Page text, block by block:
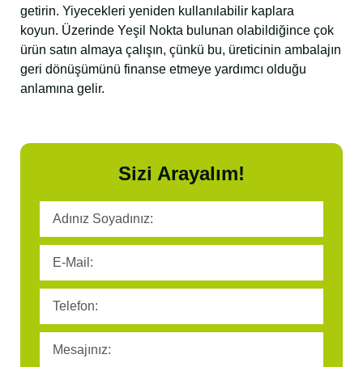
getirin. Yiyecekleri yeniden kullanılabilir kaplara
koyun. Üzerinde Yeşil Nokta bulunan olabildiğince çok
ürün satın almaya çalışın, çünkü bu, üreticinin ambalajın
geri dönüşümünü finanse etmeye yardımcı olduğu
anlamına gelir.
Sizi Arayalım!